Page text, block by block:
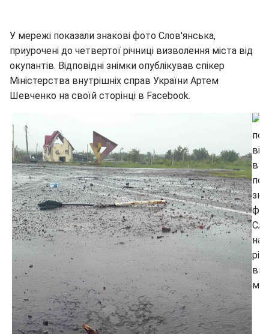
У мережі показали знакові фото Слов'янська,
приурочені до четвертої річниці визволення міста від
окупантів. Відповідні знімки опублікував спікер
Міністерства внутрішніх справ України Артем
Шевченко на своїй сторінці в Facebook.